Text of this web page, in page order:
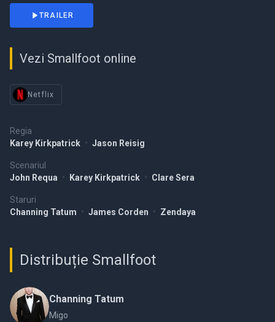
Regia
Karey Kirkpatrick • Jason Reisig
Scenariul
John Requa • Karey Kirkpatrick • Clare Sera
Staruri
Channing Tatum • James Corden • Zendaya
TRAILER
Vezi Smallfoot online
Netflix
Distribuție Smallfoot
Channing Tatum
Migo